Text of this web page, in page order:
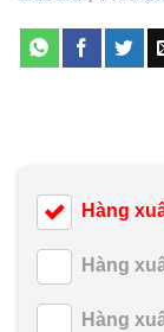
Hàng
Hàng
Hàng